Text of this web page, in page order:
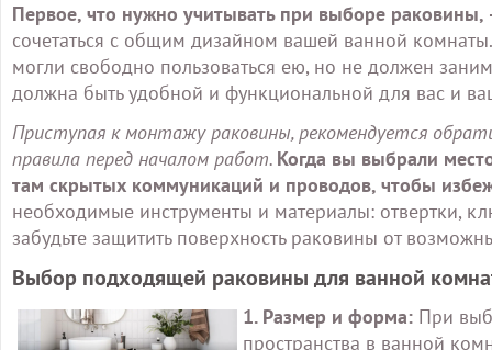
Первое, что нужно учитывать при выборе раковины,
сочетаться с общим дизайном вашей ванной
могли свободно пользоваться ею, но не должен
должна быть удобной и функциональной для вас и
Приступая к монтажу раковины, рекомендуется
правила перед началом работ. Когда вы выбрали
там скрытых коммуникаций и проводов, чтобы
необходимые инструменты и материалы: отвертки,
забудьте защитить поверхность раковины от
Выбор подходящей раковины для ванной
1. Размер и форма: При
пространства в ванной